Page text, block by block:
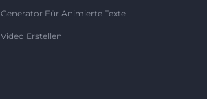
Generator Für Animierte Texte
Video Erstellen